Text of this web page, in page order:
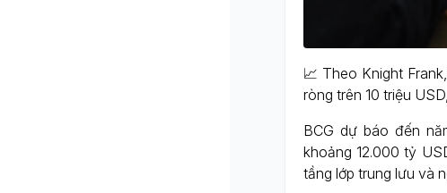
📈 Theo Knight
ròng trên 10 triệu
BCG dự báo đến
khoảng 12.000 tỷ
tầng lớp trung lưu và